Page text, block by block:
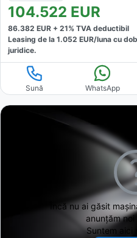
104.522 EUR
86.382 EUR + 21% TVA deductibil
Leasing de la 1.052 EUR/luna cu
juridice.
Sună WhatsApp
Încă nu ai găsit
anunțăm
Suntem aici